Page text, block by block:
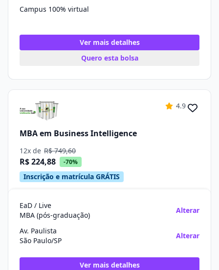
Campus 100% virtual
Ver mais detalhes
Quero esta bolsa
4.9
MBA em Business Intelligence
12x de R$ 749,60
R$ 224,88 -70%
Inscrição e matrícula GRÁTIS
EaD / Live
MBA (pós-graduação)
Alterar
Av. Paulista
São Paulo/SP
Alterar
Ver mais detalhes